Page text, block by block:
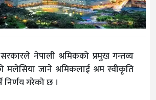
नेपाली श्रमिकको प्रमुख गन्तव्य
जाने श्रमिकलाई श्रम स्वीकृति
गरेको छ ।